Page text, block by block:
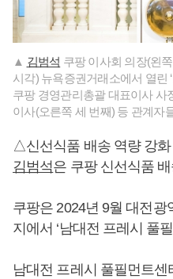
▲ 김범석 쿠팡 이사회 의장(왼
시각) 뉴욕증권거래소에서 열린
쿠팡 경영관리총괄 대표이사 사
이사(오른쪽 세 번째) 등 관계자
△신선식품 배송 역량 강화
김범석은 쿠팡 신선식품
쿠팡은 2024년 9월 대전
지에서 ‘남대전 프레시 풀
남대전 프레시 풀필먼트